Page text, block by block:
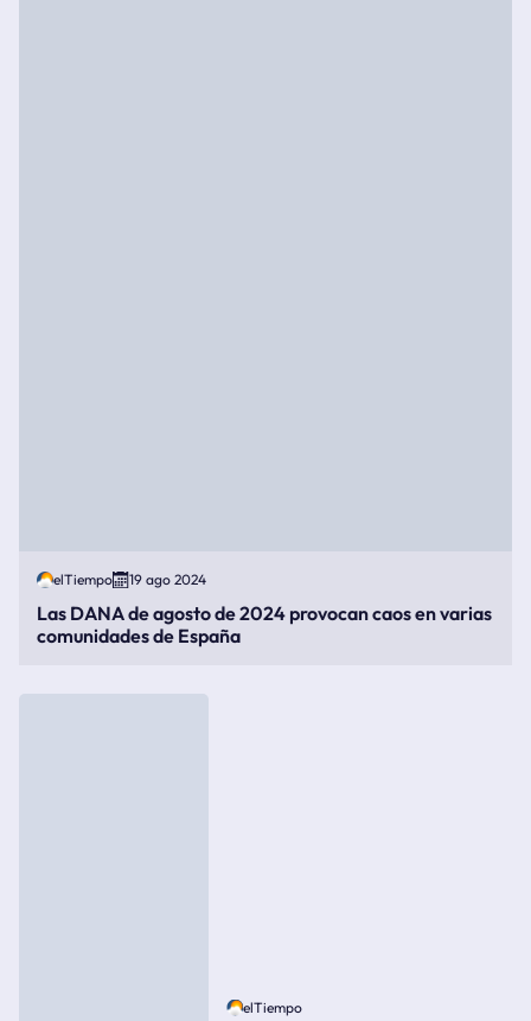
elTiempo 19 ago 2024
Las DANA de agosto de 2024 provocan caos en varias
comunidades de España
elTiempo